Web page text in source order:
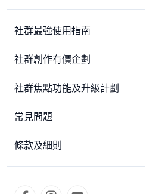
社群最強使用指南
社群創作有價企劃
社群焦點功能及升級計劃
常見問題
條款及細則